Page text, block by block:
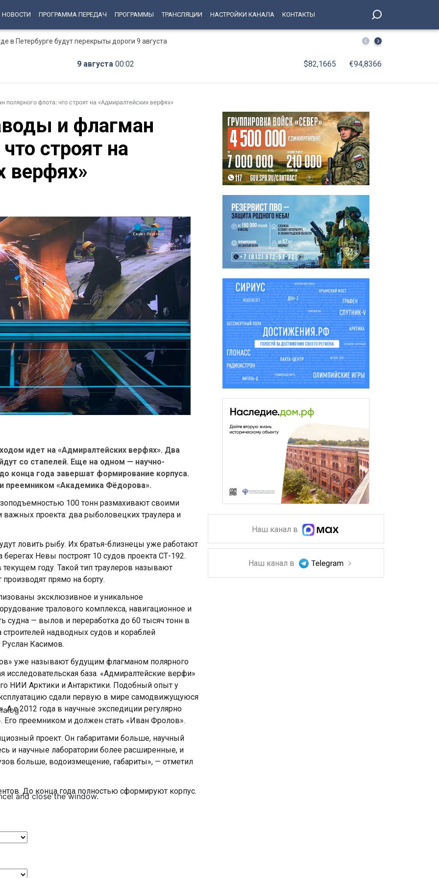
НОВОСТИ ПРОГРАММА ПЕРЕДАЧ ПРОГРАММЫ ТРАНСЛЯЦИИ НАСТРОЙКИ КАНАЛА КОНТАКТЫ
в Петербурге будут перекрыты дороги 9 августа На поле стадиона «Петровский» вышли лучшие игроки
9 августа 00:02 $82,1665 €94,8366
флота: что строят на «Адмиралтейских верфях»
и флагман
строят на
верфях»
and close the window.
идет на «Адмиралтейских верфях». Два
со стапелей. Еще на одном — научно-
конца года завершат формирование корпуса.
преемником «Академика Фёдорова».
100 тонн размахивают своими
важных проекта: два рыболовецких траулера и
ловить рыбу. Их братья-близнецы уже работают
Невы построят 10 судов проекта СТ-192.
году. Такой тип траулеров называют
прямо на борту.
эксклюзивное и уникальное
тралового комплекса, навигационное и
судна — вылов и переработка до 60 тысяч тонн в
строителей надводных судов и кораблей
Касимов.
уже называют будущим флагманом полярного
исследовательская база. «Адмиралтейские верфи»
НИИ Арктики и Антарктики. Подобный опыт у
сдали первую в мире самодвижущуюся
с 2012 года в научные экспедиции регулярно
Его преемником и должен стать «Иван Фролов».
проект. Он габаритами больше, научный
и научные лаборатории более расширенные, и
больше, водоизмещение, габариты», — отметил
До конца года полностью сформируют корпус.
Наш канал в
Наш канал в